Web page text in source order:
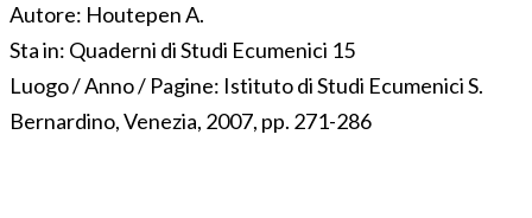
Autore: Houtepen A.
Sta in: Quaderni di Studi Ecumenici 15
Luogo / Anno / Pagine: Istituto di Studi Ecumenici S.
Bernardino, Venezia, 2007, pp. 271-286